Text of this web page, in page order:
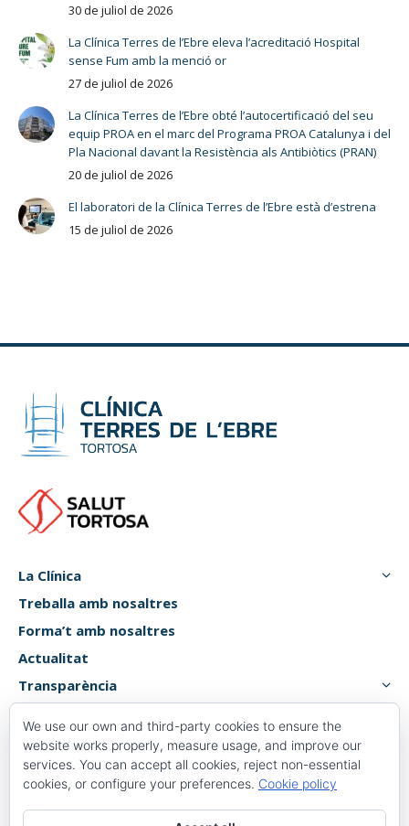
30 de juliol de 2026
La Clínica Terres de l’Ebre eleva l’acreditació Hospital
sense Fum amb la menció or
27 de juliol de 2026
La Clínica Terres de l’Ebre obté l’autocertificació del seu
equip PROA en el marc del Programa PROA Catalunya i del
Pla Nacional davant la Resistència als Antibiòtics (PRAN)
20 de juliol de 2026
El laboratori de la Clínica Terres de l’Ebre està d’estrena
15 de juliol de 2026
La Clínica
Treballa amb nosaltres
Forma’t amb nosaltres
Actualitat
Transparència
Canal de denúncies
Plaça 1 d’octubre, 6, 8,
We use our own and third-party cookies to ensure the
website works properly, measure usage, and improve our
services. You can accept all cookies, reject non-essential
cookies, or configure your preferences. Cookie policy